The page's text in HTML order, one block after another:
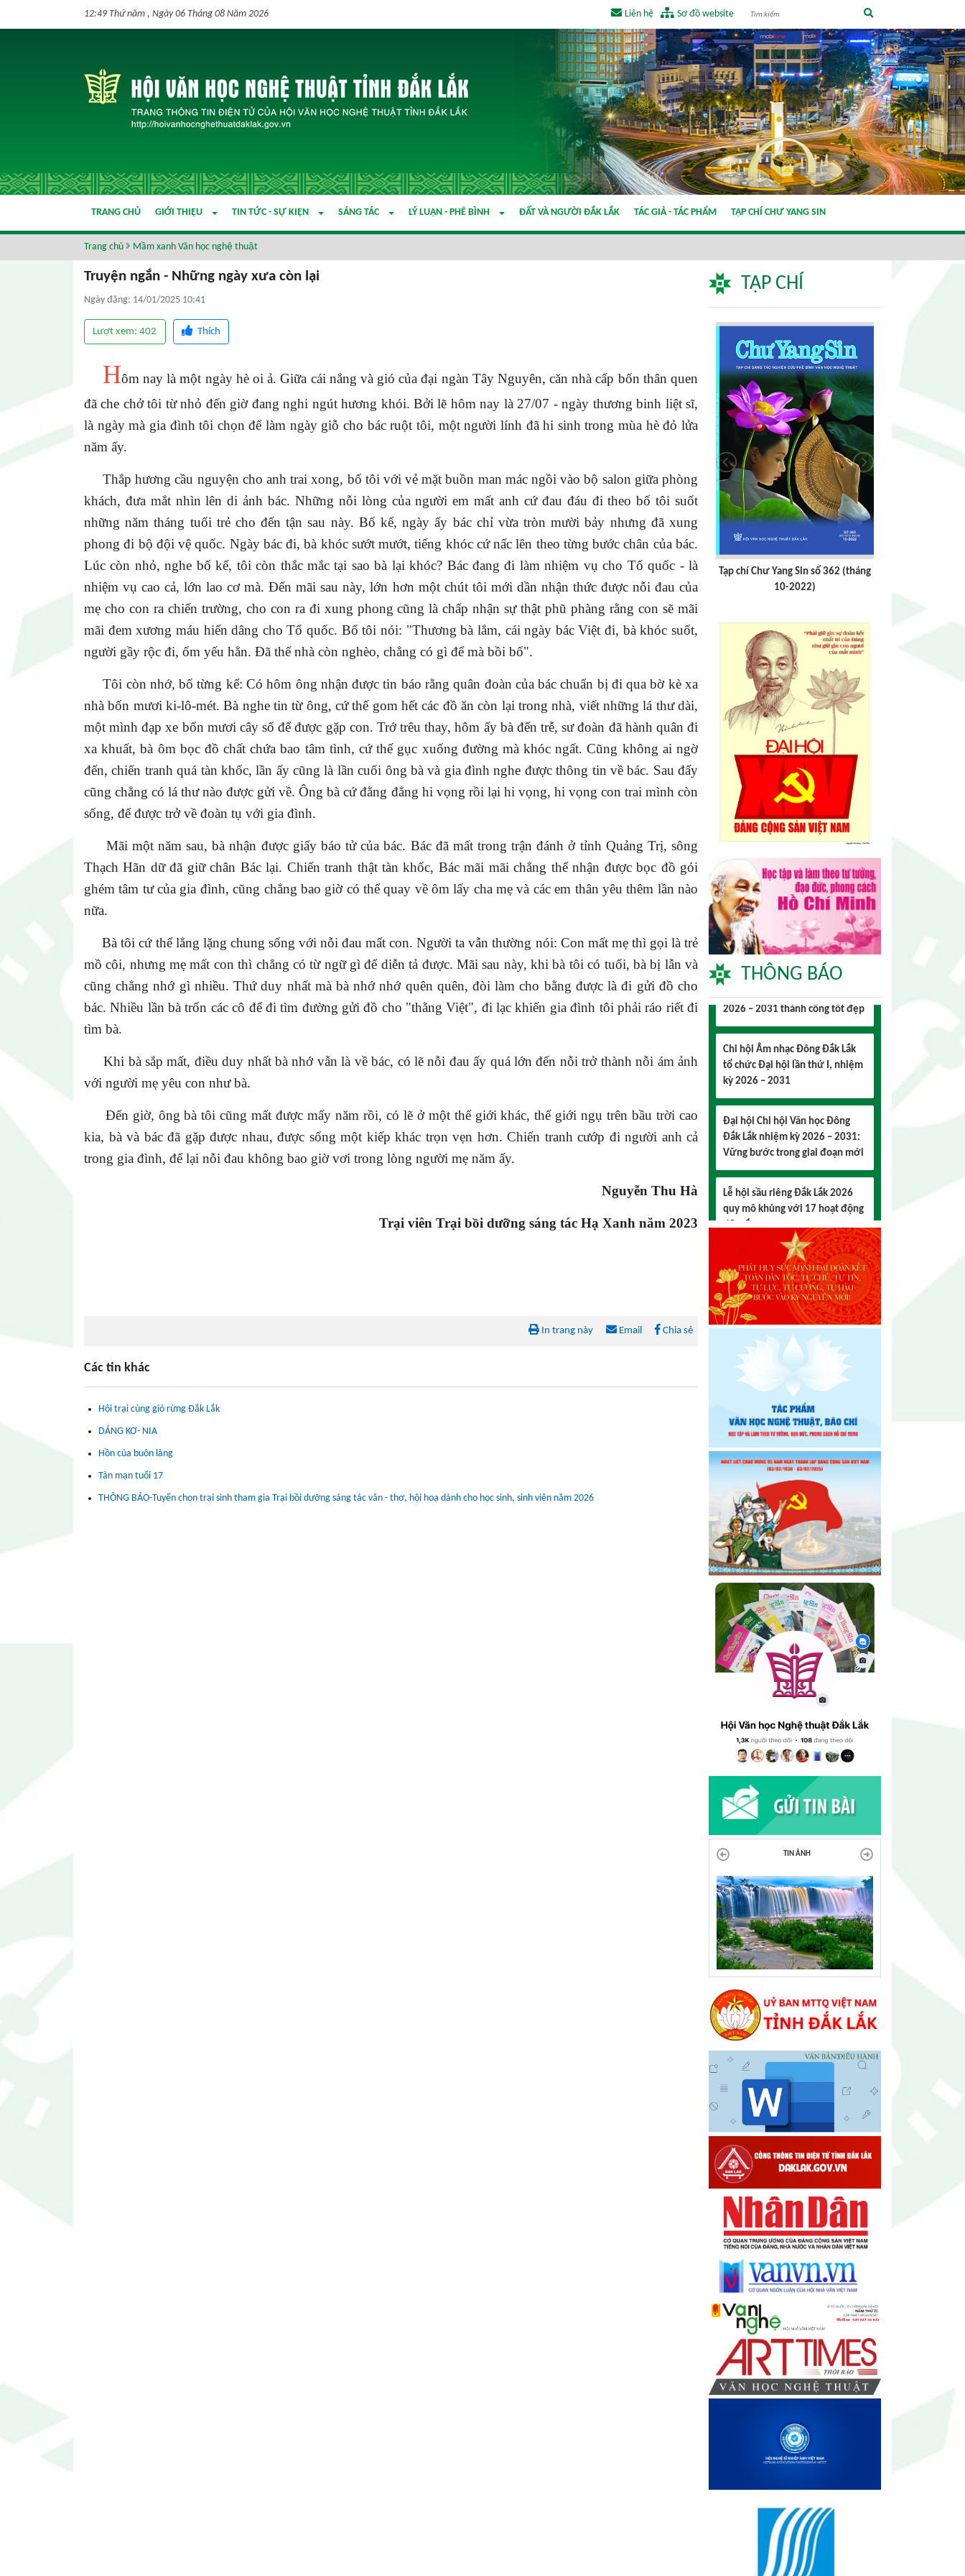
12:49 Thứ năm , Ngày 06 Tháng 08 Năm 2026 Liên hệ Sơ đồ website
TRANG CHỦ GIỚI THIỆU TIN TỨC - SỰ KIỆN SÁNG TÁC LÝ LUẬN - PHÊ BÌNH ĐẤT VÀ NGƯỜI ĐẮK LẮK TÁC GIẢ - TÁC PHẨM TẠP CHÍ CHƯ YANG SIN
Trang chủ Mầm xanh Văn học nghệ thuật
Truyện ngắn - Những ngày xưa còn lại
Ngày đăng: 14/01/2025 10:41
Lượt xem: 402 Thích
Hôm nay là một ngày hè oi ả. Giữa cái nắng và gió của đại ngàn Tây Nguyên, căn nhà cấp bốn thân quen
đã che chở tôi từ nhỏ đến giờ đang nghi ngút hương khói. Bởi lẽ hôm nay là 27/07 - ngày thương binh liệt sĩ,
là ngày mà gia đình tôi chọn để làm ngày giỗ cho bác ruột tôi, một người lính đã hi sinh trong mùa hè đỏ lửa
năm ấy.
Thắp hương cầu nguyện cho anh trai xong, bố tôi với vẻ mặt buồn man mác ngồi vào bộ salon giữa phòng
khách, đưa mắt nhìn lên di ảnh bác. Những nỗi lòng của người em mất anh cứ đau đáu đi theo bố tôi suốt
những năm tháng tuổi trẻ cho đến tận sau này. Bố kể, ngày ấy bác chỉ vừa tròn mười bảy nhưng đã xung
phong đi bộ đội vệ quốc. Ngày bác đi, bà khóc sướt mướt, tiếng khóc cứ nấc lên theo từng bước chân của bác.
Lúc còn nhỏ, nghe bố kể, tôi còn thắc mắc tại sao bà lại khóc? Bác đang đi làm nhiệm vụ cho Tổ quốc - là
nhiệm vụ cao cả, lớn lao cơ mà. Đến mãi sau này, lớn hơn một chút tôi mới dần nhận thức được nỗi đau của
mẹ cho con ra chiến trường, cho con ra đi xung phong cũng là chấp nhận sự thật phũ phàng rằng con sẽ mãi
mãi đem xương máu hiến dâng cho Tổ quốc. Bố tôi nói: "Thương bà lắm, cái ngày bác Việt đi, bà khóc suốt,
người gầy rộc đi, ốm yếu hẳn. Đã thế nhà còn nghèo, chẳng có gì để mà bồi bổ".
Tôi còn nhớ, bố từng kể: Có hôm ông nhận được tin báo rằng quân đoàn của bác chuẩn bị đi qua bờ kè xa
nhà bốn mươi ki-lô-mét. Bà nghe tin từ ông, cứ thế gom hết các đồ ăn còn lại trong nhà, viết những lá thư dài,
một mình đạp xe bốn mươi cây số để được gặp con. Trớ trêu thay, hôm ấy bà đến trễ, sư đoàn đã hành quân đi
xa khuất, bà ôm bọc đồ chất chứa bao tâm tình, cứ thế gục xuống đường mà khóc ngất. Cũng không ai ngờ
đến, chiến tranh quá tàn khốc, lần ấy cũng là lần cuối ông bà và gia đình nghe được thông tin về bác. Sau đấy
cũng chẳng có lá thư nào được gửi về. Ông bà cứ đằng đẳng hi vọng rồi lại hi vọng, hi vọng con trai mình còn
sống, để được trở về đoàn tụ với gia đình.
Mãi một năm sau, bà nhận được giấy báo tử của bác. Bác đã mất trong trận đánh ở tỉnh Quảng Trị, sông
Thạch Hãn dữ đã giữ chân Bác lại. Chiến tranh thật tàn khốc, Bác mãi mãi chẳng thể nhận được bọc đồ gói
ghém tâm tư của gia đình, cũng chẳng bao giờ có thể quay về ôm lấy cha mẹ và các em thân yêu thêm lần nào
nữa.
Bà tôi cứ thế lẳng lặng chung sống với nỗi đau mất con. Người ta vẫn thường nói: Con mất mẹ thì gọi là trẻ
mồ côi, nhưng mẹ mất con thì chẳng có từ ngữ gì để diễn tả được. Mãi sau này, khi bà tôi có tuổi, bà bị lẫn và
cũng chẳng nhớ gì nhiều. Thứ duy nhất mà bà nhớ nhớ quên quên, đòi làm cho bằng được là đi gửi đồ cho
bác. Nhiều lần bà trốn các cô để đi tìm đường gửi đồ cho "thằng Việt", đi lạc khiến gia đình tôi phải ráo riết đi
tìm bà.
Khi bà sắp mất, điều duy nhất bà nhớ vẫn là về bác, có lẽ nỗi đau ấy quá lớn đến nỗi trở thành nỗi ám ảnh
với người mẹ yêu con như bà.
Đến giờ, ông bà tôi cũng mất được mấy năm rồi, có lẽ ở một thế giới khác, thế giới ngụ trên bầu trời cao
kia, bà và bác đã gặp được nhau, được sống một kiếp khác trọn vẹn hơn. Chiến tranh cướp đi người anh cả
trong gia đình, để lại nỗi đau không bao giờ vơi trong lòng người mẹ năm ấy.
Nguyễn Thu Hà
Trại viên Trại bồi dưỡng sáng tác Hạ Xanh năm 2023
In trang này Email Chia sẻ
Các tin khác
Hội trại cùng gió rừng Đắk Lắk
DÁNG KƠ- NIA
Hồn của buôn làng
Tản mạn tuổi 17
THÔNG BÁO-Tuyển chọn trại sinh tham gia Trại bồi dưỡng sáng tác văn - thơ, hội hoạ dành cho học sinh, sinh viên năm 2026
TẠP CHÍ
Tạp chí Chư Yang Sin số 351
Tạp chí Chư Yang Sin số 363 (tháng
11 - 2022)
Tạp chí Chư Yang Sin số 362 (tháng
10-2022)
THÔNG BÁO
Lễ hội sầu riêng Đắk Lắk 2026
quy mô khủng với 17 hoạt động
Đại hội lần thứ I Chi hội Múa:
Sức trẻ dẫn lối đổi mới
Đại hội lần thứ I Chi hội Nhiếp
ảnh Đông Đắk Lắk nhiệm kỳ
2026 – 2031 thành công tốt đẹp
tổ chức Đại hội lần thứ I, nhiệm
kỳ 2026 – 2031
Đắk Lắk nhiệm kỳ 2026 – 2031:
Vững bước trong giai đoạn mới
quy mô khủng với 17 hoạt động
đặc sắc
Đại hội lần thứ I Chi hội Múa:
Sức trẻ dẫn lối đổi mới
Đại hội lần thứ I Chi hội Nhiếp
ảnh Đông Đắk Lắk nhiệm kỳ
2026 – 2031 thành công tốt đẹp
Chi hội Âm nhạc Đông Đắk Lắk
tổ chức Đại hội lần thứ I, nhiệm
kỳ 2026 – 2031
Đại hội Chi hội Văn học Đông
Đắk Lắk nhiệm kỳ 2026 – 2031:
Vững bước trong giai đoạn mới
TIN ẢNH